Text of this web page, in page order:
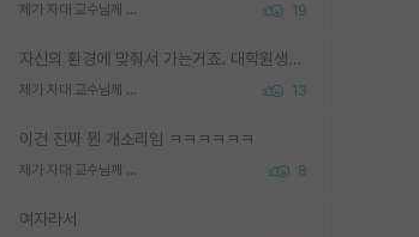
제가 자대 교수님께 무례하게 행동한 걸까요? 19
자신의 환경에 맞춰서 가는거죠. 대학원생분이 질투하셔서 그러시는건 아닐지..
제가 자대 교수님께 무례하게 행동한 걸까요? 13
이건 진짜 뭔 개소리임 ㅋㅋㅋㅋㅋㅋ
제가 자대 교수님께 무례하게 행동한 걸까요? 8
여자라서